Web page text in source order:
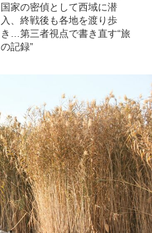
国家の密偵として西域に潜
入、終戦後も各地を渡り歩
き…第三者視点で書き直す“旅
の記録”